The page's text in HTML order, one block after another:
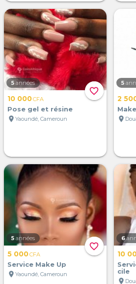
favorite_border
5 années
10 000CFA
Pose gel et résine
location_on Yaoundé, Cameroun
5
2
location_on
favorite_border
5 années
5 000CFA
Service Make Up
location_on Yaoundé, Cameroun
6
10
cile
location_on